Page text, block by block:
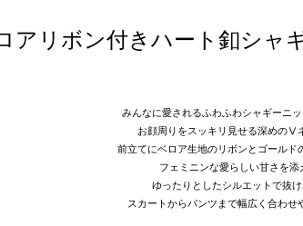
アリボン付きハート釦シャ
みんなに愛されるふわふわシャギーニッ
お顔周りをスッキリ見せる深めのⅤ
前立てにベロア生地のリボンとゴールド
フェミニンな愛らしい甘さを添
ゆったりとしたシルエットで抜け
スカートからパンツまで幅広く合わせ